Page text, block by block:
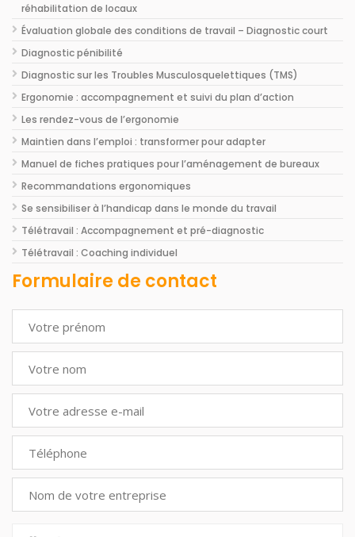
réhabilitation de locaux
Évaluation globale des conditions de travail – Diagnostic court
Diagnostic pénibilité
Diagnostic sur les Troubles Musculosquelettiques (TMS)
Ergonomie : accompagnement et suivi du plan d’action
Les rendez-vous de l’ergonomie
Maintien dans l’emploi : transformer pour adapter
Manuel de fiches pratiques pour l’aménagement de bureaux
Recommandations ergonomiques
Se sensibiliser à l’handicap dans le monde du travail
Télétravail : Accompagnement et pré-diagnostic
Télétravail : Coaching individuel
Formulaire de contact